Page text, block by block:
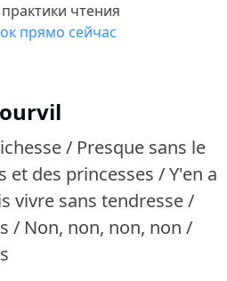
чтения
прямо сейчас
/ Presque sans le
et des princesses / Y'en a
vivre sans tendresse /
/ Non, non, non, non /